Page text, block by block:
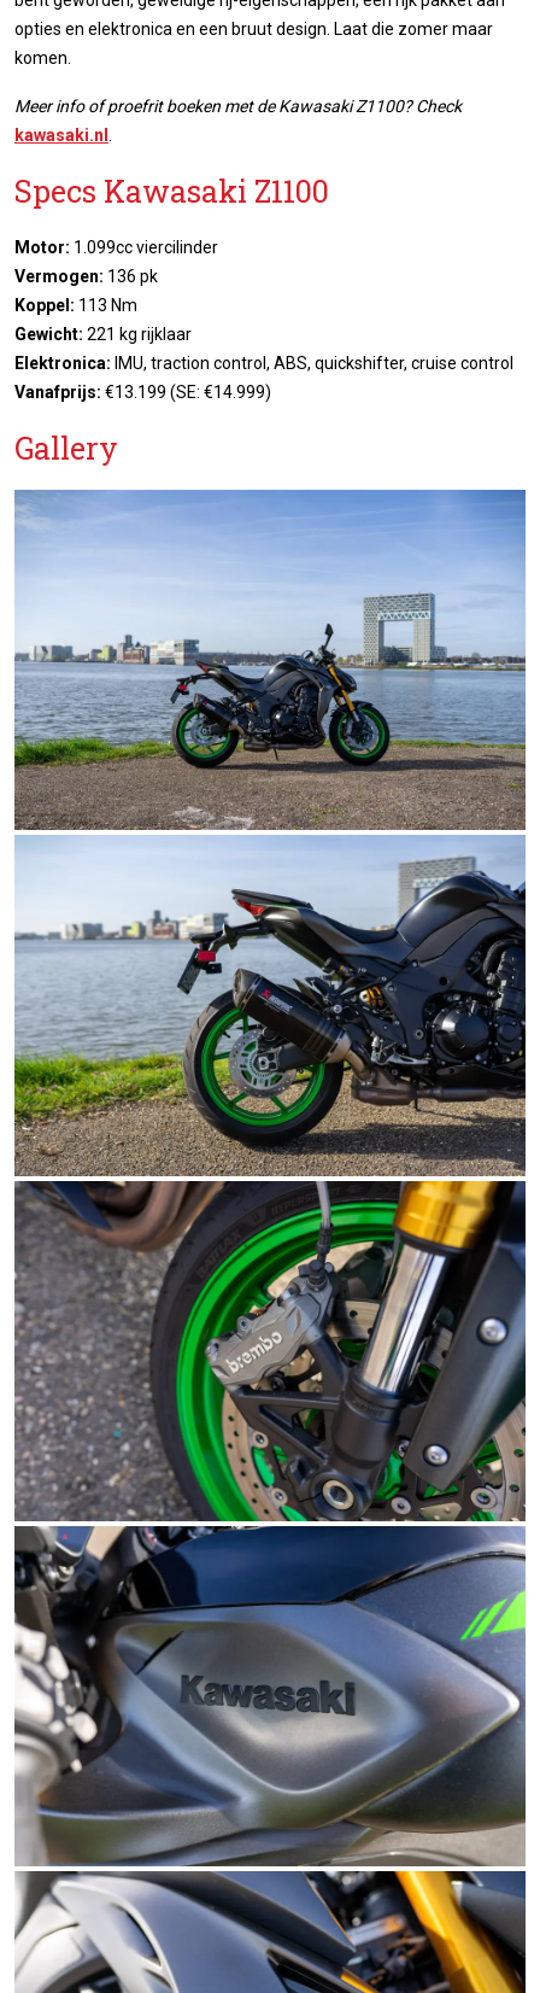
opties en elektronica en een bruut design. Laat die zomer maar
komen.
Meer info of proefrit boeken met de Kawasaki Z1100? Check
kawasaki.nl
Specs Kawasaki Z1100
Motor: 1.099cc viercilinder
Vermogen: 136 pk
Koppel: 113 Nm
Gewicht: 221 kg rijklaar
Elektronica: IMU, traction control, ABS, quickshifter, cruise control
Vanafprijs: €13.199 (SE: €14.999)
Gallery